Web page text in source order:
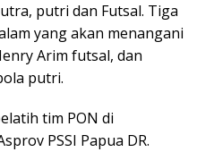
putri dan Futsal. Tiga
yang akan menangani
Arim futsal, dan
putri.
tim PON di
PSSI Papua DR.